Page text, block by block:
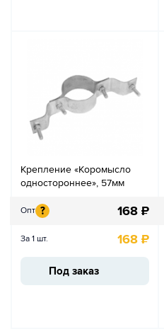
Крепление «Коромысло
одностороннее», 57мм
Опт ? 168 ₽
За 1 шт. 168 ₽
Под заказ